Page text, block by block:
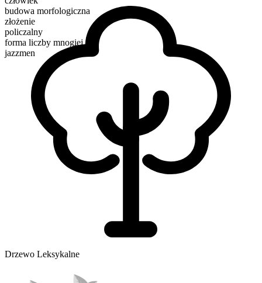
budowa morfologiczna
złożenie
policzalny
forma liczby mnogiej
jazzmen
Drzewo Leksykalne